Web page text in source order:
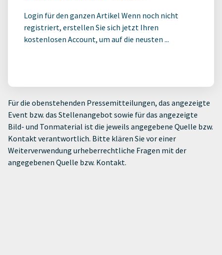
Login für den ganzen Artikel Wenn noch nicht
registriert, erstellen Sie sich jetzt Ihren
kostenlosen Account, um auf die neusten ...
Für die obenstehenden Pressemitteilungen, das angezeigte
Event bzw. das Stellenangebot sowie für das angezeigte
Bild- und Tonmaterial ist die jeweils angegebene Quelle bzw.
Kontakt verantwortlich. Bitte klären Sie vor einer
Weiterverwendung urheberrechtliche Fragen mit der
angegebenen Quelle bzw. Kontakt.